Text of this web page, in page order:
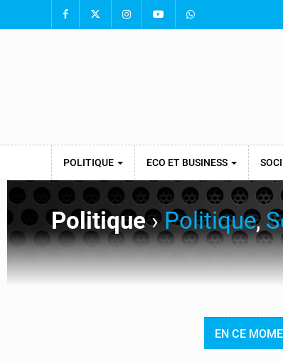
POLITIQUE ECO ET BUSINESS
Politique›Politique,
EN CE